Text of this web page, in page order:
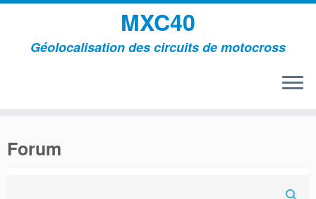
contenu
MXC40
Géolocalisation des circuits de motocross
Forum